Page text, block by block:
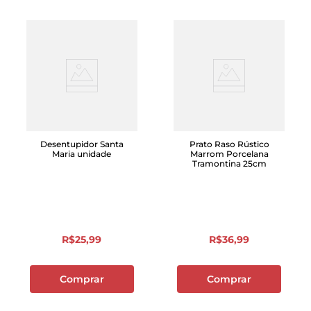
Desentupidor Santa
Maria unidade
R$25,99
Comprar
Prato Raso Rústico
Marrom Porcelana
Tramontina 25cm
R$36,99
Comprar